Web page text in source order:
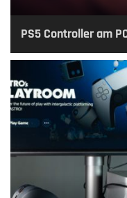
PS5 Controller am